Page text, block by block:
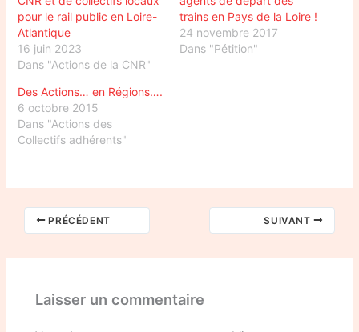
pour le rail public en Loire-
Atlantique
16 juin 2023
Dans "Actions de la CNR"
trains en Pays de la Loire !
24 novembre 2017
Dans "Pétition"
Des Actions… en Régions….
6 octobre 2015
Dans "Actions des
Collectifs adhérents"
PRÉCÉDENT SUIVANT
Laisser un commentaire